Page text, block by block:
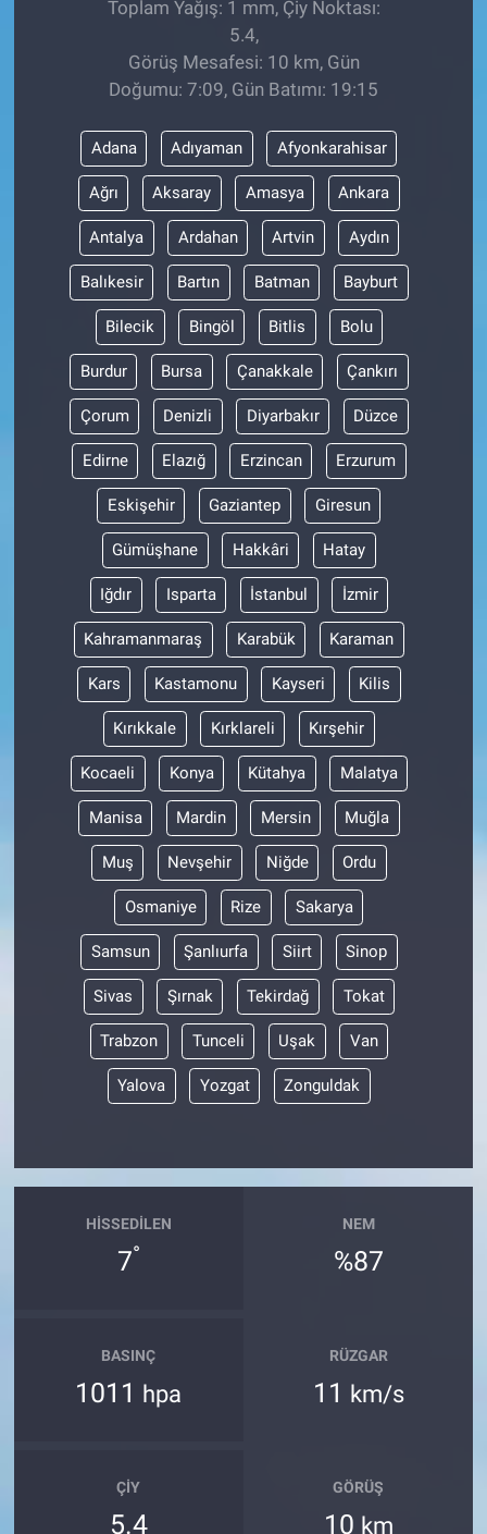
Toplam Yağış: 1 mm, Çiy Noktası:
5.4,
Görüş Mesafesi: 10 km, Gün
Doğumu: 7:09, Gün Batımı: 19:15
Adana Adıyaman Afyonkarahisar
Ağrı Aksaray Amasya Ankara
Antalya Ardahan Artvin Aydın
Balıkesir Bartın Batman Bayburt
Bilecik Bingöl Bitlis Bolu
Burdur Bursa Çanakkale Çankırı
Çorum Denizli Diyarbakır Düzce
Edirne Elazığ Erzincan Erzurum
Eskişehir Gaziantep Giresun
Gümüşhane Hakkâri Hatay
Iğdır Isparta İstanbul İzmir
Kahramanmaraş Karabük Karaman
Kars Kastamonu Kayseri Kilis
Kırıkkale Kırklareli Kırşehir
Kocaeli Konya Kütahya Malatya
Manisa Mardin Mersin Muğla
Muş Nevşehir Niğde Ordu
Osmaniye Rize Sakarya
Samsun Şanlıurfa Siirt Sinop
Sivas Şırnak Tekirdağ Tokat
Trabzon Tunceli Uşak Van
Yalova Yozgat Zonguldak
HISSEDILEN
7°
NEM
%87
BASINÇ
1011 hpa
RÜZGAR
11 km/s
ÇIY
5.4
GÖRÜŞ
10 km